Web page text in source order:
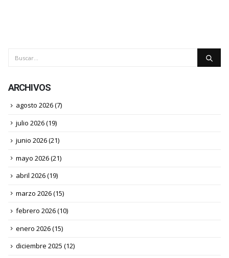
ARCHIVOS
agosto 2026(7)
julio 2026(19)
junio 2026(21)
mayo 2026(21)
abril 2026(19)
marzo 2026(15)
febrero 2026(10)
enero 2026(15)
diciembre 2025 (12)